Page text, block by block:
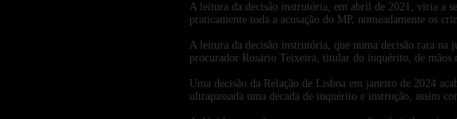
A leitura da decisão instrutória, em abril de 2021, viria a
praticamente toda a acusação do MP, nomeadamente os
A leitura da decisão instrutória, que numa decisão rara na
procurador Rosário Teixeira, titular do inquérito, de mãos
Uma decisão da Relação de Lisboa em janeiro de 2024
ultrapassada uma década de inquérito e instrução, assim